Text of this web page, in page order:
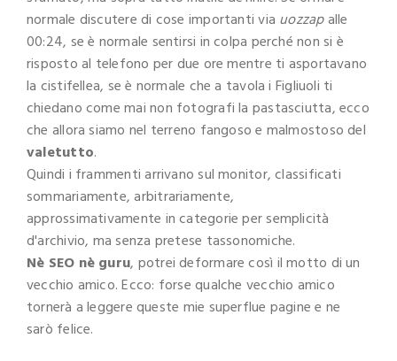
normale discutere di cose importanti via uozzapalle
00:24, se è normale sentirsi in colpa perché non si è
risposto al telefono per due ore mentre ti asportavano
la cistifellea, se è normale che a tavola i Figliuoli ti
chiedano come mai non fotografi la pastasciutta, ecco
che allora siamo nel terreno fangoso e malmostoso del
valetutto.
Quindi i frammenti arrivano sul monitor, classificati
sommariamente, arbitrariamente,
approssimativamente in categorie per semplicità
d'archivio, ma senza pretese tassonomiche.
Nè SEO nè guru, potrei deformare così il motto di un
vecchio amico. Ecco: forse qualche vecchio amico
tornerà a leggere queste mie superflue pagine e ne
sarò felice.